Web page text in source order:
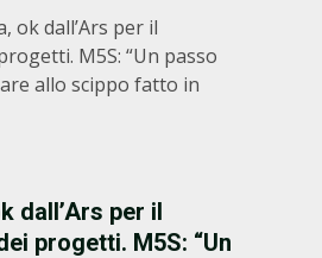
ok dall’Ars per il
M5S: “Un passo
allo scippo fatto in
dall’Ars per il
progetti. M5S: “Un